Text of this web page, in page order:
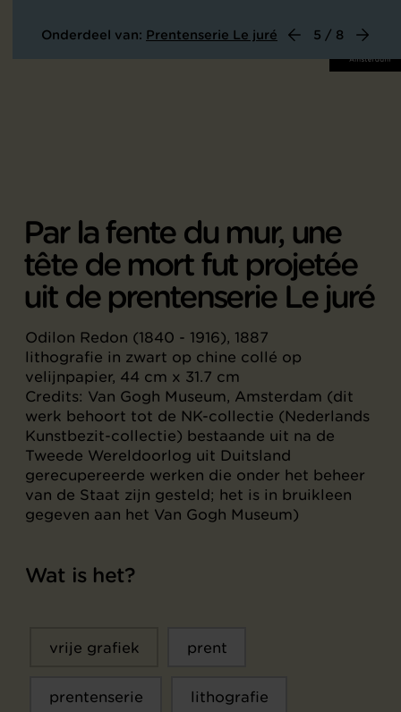
Onderdeel van: Prentenserie Le juré 5 / 8
Par la fente du mur, une
tête de mort fut projetée
uit de prentenserie Le juré
Odilon Redon (1840 - 1916), 1887
lithografie in zwart op chine collé op
velijnpapier, 44 cm x 31.7 cm
Credits: Van Gogh Museum, Amsterdam (dit
werk behoort tot de NK-collectie (Nederlands
Kunstbezit-collectie) bestaande uit na de
Tweede Wereldoorlog uit Duitsland
gerecupereerde werken die onder het beheer
van de Staat zijn gesteld; het is in bruikleen
gegeven aan het Van Gogh Museum)
Wat is het?
vrije grafiek prent
prentenserie lithografie